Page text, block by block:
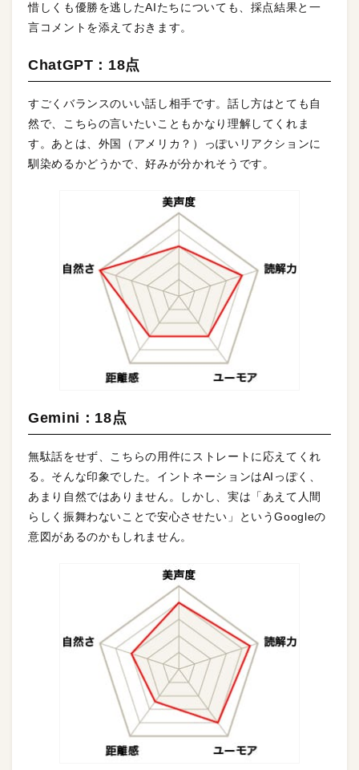
惜しくも優勝を逃したAIたちについても、採点結果と一
言コメントを添えておきます。
ChatGPT：18点
すごくバランスのいい話し相手です。話し方はとても自
然で、こちらの言いたいこともかなり理解してくれま
す。あとは、外国（アメリカ？）っぽいリアクションに
馴染めるかどうかで、好みが分かれそうです。
Gemini：18点
無駄話をせず、こちらの用件にストレートに応えてくれ
る。そんな印象でした。イントネーションはAIっぽく、
あまり自然ではありません。しかし、実は「あえて人間
らしく振舞わないことで安心させたい」というGoogleの
意図があるのかもしれません。